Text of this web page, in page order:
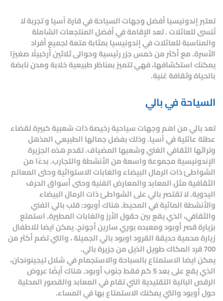
تعتبر إندونيسيا أفضل وجهات السياحة في قارة آسيا و تجربة لا
تُنسى للعائلات . تعد الإقامة في أفضل المنتجعات الشاملة
والمناسبة للعائلات في إندونيسيا بمثابة متعة لجميع أفراد
الأسرة. مع أكثر من خمس جزر رئيسية وحوالى ثلاثين أرخبيلًا صغيرًا
يمكنك استكشافها، فهي تتميز بمناظر طبيعية خلابة ومدن نابضة
بالحياة وثقافة غنية.
السياحة في بالي
تعد بالي من اهم وجهات سياحية رخيصة ذات شعبية كبيرة لقضاء
عطلة عائلية في آسيا. وذلك بفضل جمالها الطبيعي المذهل
وتراثها الثقافي الغني وشعبها المضياف. تقدم هذه الجزيرة
الإندونيسية مجموعة واسعة من الأنشطة والتجارب. بدءًا من
الشواطئ ذات الرمال البيضاء والغابات الاستوائية وحتى المعالم
الثقافية مثل المعابد والمعارض الفنية وحتى أسواق الحرف
اليدوية. لا تقتصر بالي على الشواطئ ذات الرمال البيضاء
والأنشطة المائية في المحيط. هناك أوبود: قلب بالي الفني
والثقافي، الذي يقع بين حقول الأرز والغابات المطيرة. استمتع
بزيارة قصر أوبود ومعبده بوري سارين أجونج. يمكن ايضا للاطفال
زيارة محمية حديقة القرود اوبود بالي الجميلة ، والتي تضم أكثر من
700 قرد المكاك طويل الذيل من جزيرة بالي.
يمكن ايضا الاستمتاع بالسباحة والاستجمام في شلال تيجينونجان،
الذي يقع على بعد 5 كم فقط جنوب أوبود. هناك أيضًا عروض
الرقص البالية التقليدية التي تقام في المعابد والقصور المحلية
حول أوبود والتي يمكنك الاستمتاع بها في المساء.